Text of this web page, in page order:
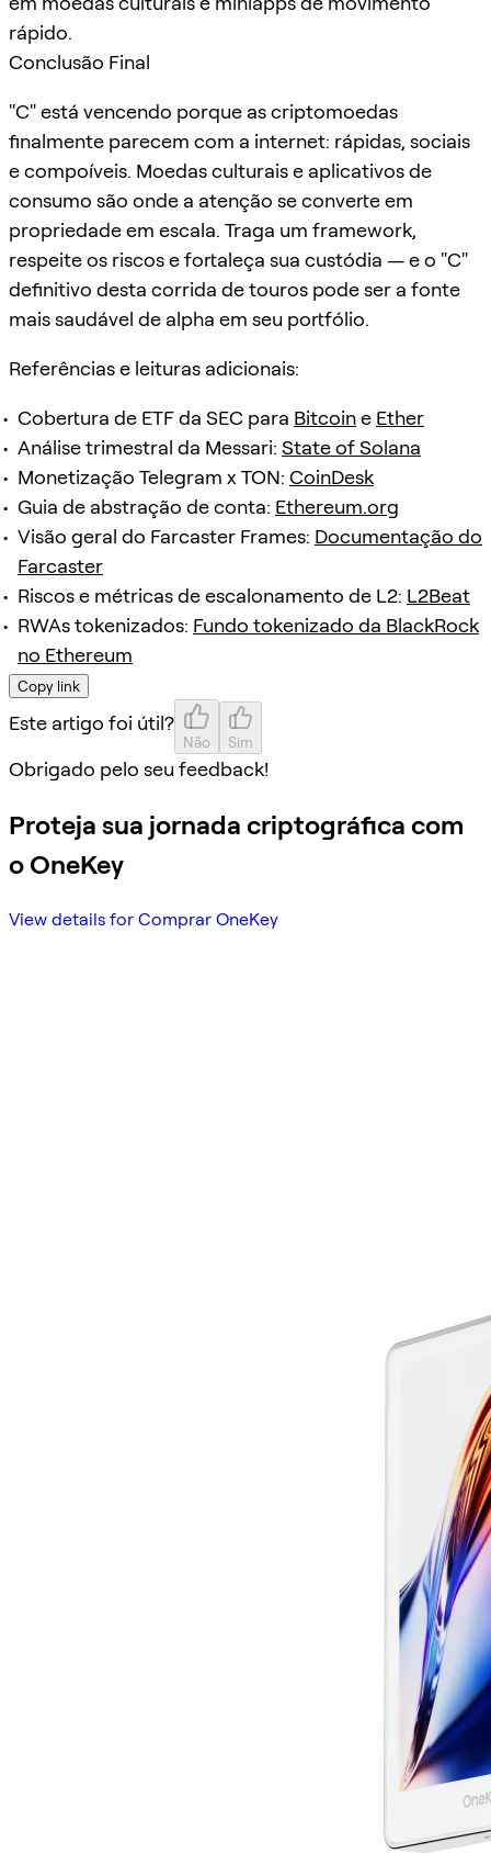
rápido.
Conclusão Final
"C" está vencendo porque as criptomoedas
finalmente parecem com a internet: rápidas, sociais
e compoíveis. Moedas culturais e aplicativos de
consumo são onde a atenção se converte em
propriedade em escala. Traga um framework,
respeite os riscos e fortaleça sua custódia — e o "C"
definitivo desta corrida de touros pode ser a fonte
mais saudável de alpha em seu portfólio.
Referências e leituras adicionais:
Cobertura de ETF da SEC para Bitcoine Ether
Análise trimestral da Messari: State of Solana
Monetização Telegram x TON: CoinDesk
Guia de abstração de conta: Ethereum.org
Visão geral do Farcaster Frames: Documentação do
Farcaster
Riscos e métricas de escalonamento de L2: L2Beat
RWAs tokenizados: Fundo tokenizado da BlackRock
no Ethereum
Copy link
Este artigo foi útil?
Não Sim
Obrigado pelo seu feedback!
Proteja sua jornada criptográfica com
o OneKey
View details for Comprar OneKey